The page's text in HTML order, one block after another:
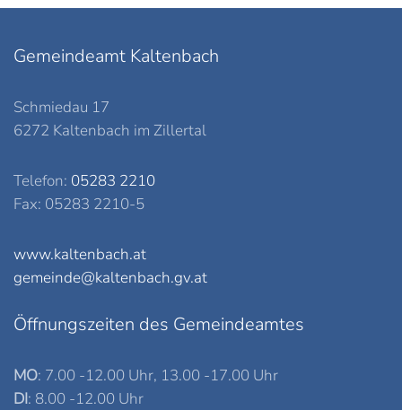
Gemeindeamt Kaltenbach
Schmiedau 17
6272 Kaltenbach im Zillertal
Telefon: 05283 2210
Fax: 05283 2210-5
www.kaltenbach.at
gemeinde@kaltenbach.gv.at
Öffnungszeiten des Gemeindeamtes
MO: 7.00 -12.00 Uhr, 13.00 -17.00 Uhr
DI: 8.00 -12.00 Uhr